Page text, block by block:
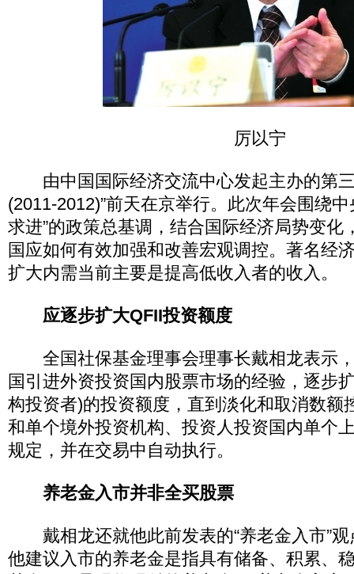
厉以宁
由中国国际经济交流中心发起主办的第三
(2011-2012)”前天在京举行。此次年会围绕
求进”的政策总基调，结合国际经济局势变化
国应如何有效加强和改善宏观调控。著名经
扩大内需当前主要是提高低收入者的收入。
应逐步扩大QFII投资额度
全国社保基金理事会理事长戴相龙表示
国引进外资投资国内股票市场的经验，逐步
构投资者)的投资额度，直到淡化和取消数额
和单个境外投资机构、投资人投资国内单个
规定，并在交易中自动执行。
养老金入市并非全买股票
戴相龙还就他此前发表的“养老金入市”观
他建议入市的养老金是指具有储备、积累、